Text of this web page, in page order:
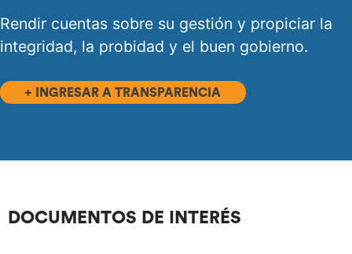
Rendir cuentas sobre su gestión y propiciar la
integridad, la probidad y el buen gobierno.
+ INGRESAR A TRANSPARENCIA
DOCUMENTOS DE INTERÉS